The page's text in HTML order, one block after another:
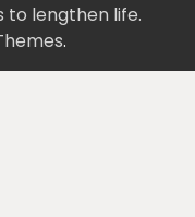
to lengthen life.
.